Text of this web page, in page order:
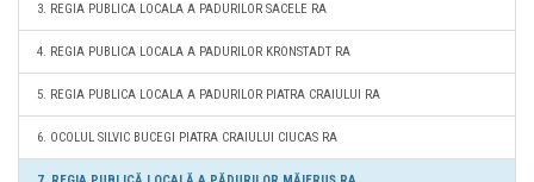
3. REGIA PUBLICA LOCALA A PADURILOR SACELE RA
4. REGIA PUBLICA LOCALA A PADURILOR KRONSTADT RA
5. REGIA PUBLICA LOCALA A PADURILOR PIATRA CRAIULUI RA
6. OCOLUL SILVIC BUCEGI PIATRA CRAIULUI CIUCAS RA